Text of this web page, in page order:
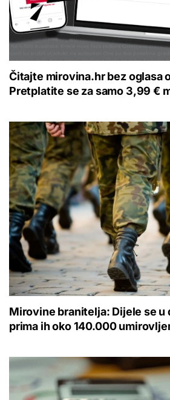
Čitajte mirovina.hr bez oglasa
Pretplatite se za samo 3,99 €
Mirovine branitelja: Dijele se u
prima ih oko 140.000